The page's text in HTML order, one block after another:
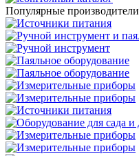
Популярные производители